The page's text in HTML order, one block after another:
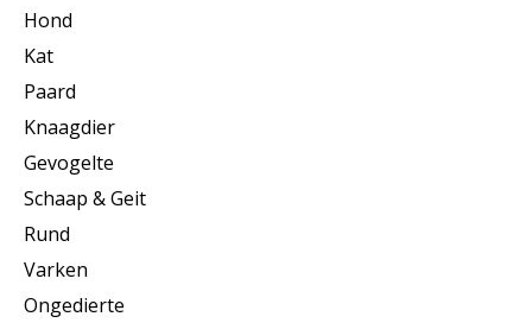
Hond
Kat
Paard
Knaagdier
Gevogelte
Schaap & Geit
Rund
Varken
Ongedierte